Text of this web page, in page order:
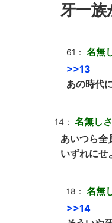
牙一
61： 名無
>>13
あの時代
14： 名無し
あいつら全
いずれにせ
18： 名無
>>14